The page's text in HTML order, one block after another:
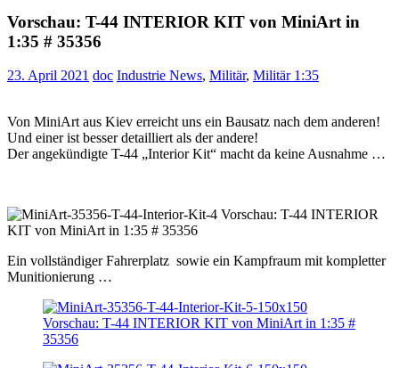
Vorschau: T-44 INTERIOR KIT von MiniArt in
1:35 # 35356
23. April 2021 doc Industrie News, Militär, Militär 1:35
Von MiniArt aus Kiev erreicht uns ein Bausatz nach dem anderen!
Und einer ist besser detailliert als der andere!
Der angekündigte T-44 „Interior Kit“ macht da keine Ausnahme …
Ein vollständiger Fahrerplatz sowie ein Kampfraum mit kompletter
Munitionierung …